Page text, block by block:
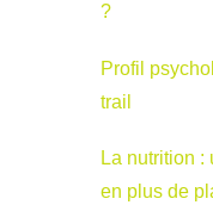
?
Profil
trail
La nutrition
en plus de